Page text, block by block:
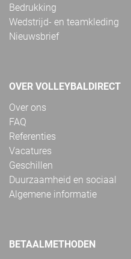
Bedrukking
Wedstrijd- en teamkleding
Nieuwsbrief
OVER VOLLEYBALDIRECT
Over ons
FAQ
Referenties
Vacatures
Geschillen
Duurzaamheid en sociaal
Algemene informatie
BETAALMETHODEN